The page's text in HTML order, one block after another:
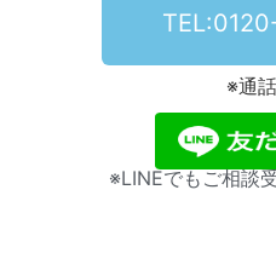
※通
※LINEでもご相談